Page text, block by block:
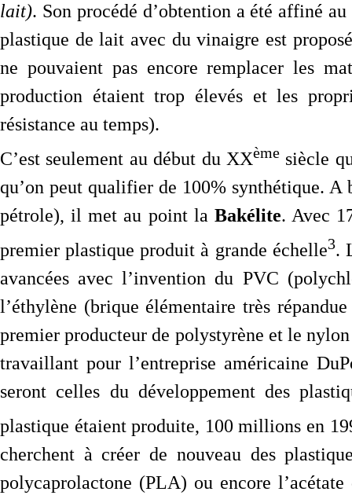
lait). Son procédé d’obtention a été affiné
plastique de lait avec du vinaigre est
ne pouvaient pas encore remplacer les
production étaient trop élevés et les
résistance au temps).
C’est seulement au début du XXème siècle
qu’on peut qualifier de 100% synthétique. A
pétrole), il met au point la Bakélite. Avec
premier plastique produit à grande échelle3.
avancées avec l’invention du PVC
l’éthylène (brique élémentaire très
premier producteur de polystyrène et le
travaillant pour l’entreprise américaine
seront celles du développement des
plastique étaient produite, 100 millions en
cherchent à créer de nouveau des
polycaprolactone (PLA) ou encore